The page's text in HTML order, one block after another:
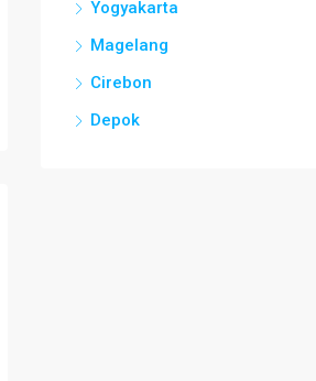
Yogyakarta
Magelang
Cirebon
Depok